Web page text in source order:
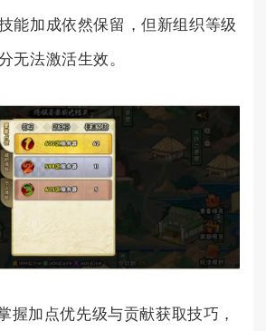
能加成依然保留，但新组织等级
无法激活生效。
握加点优先级与贡献获取技巧，